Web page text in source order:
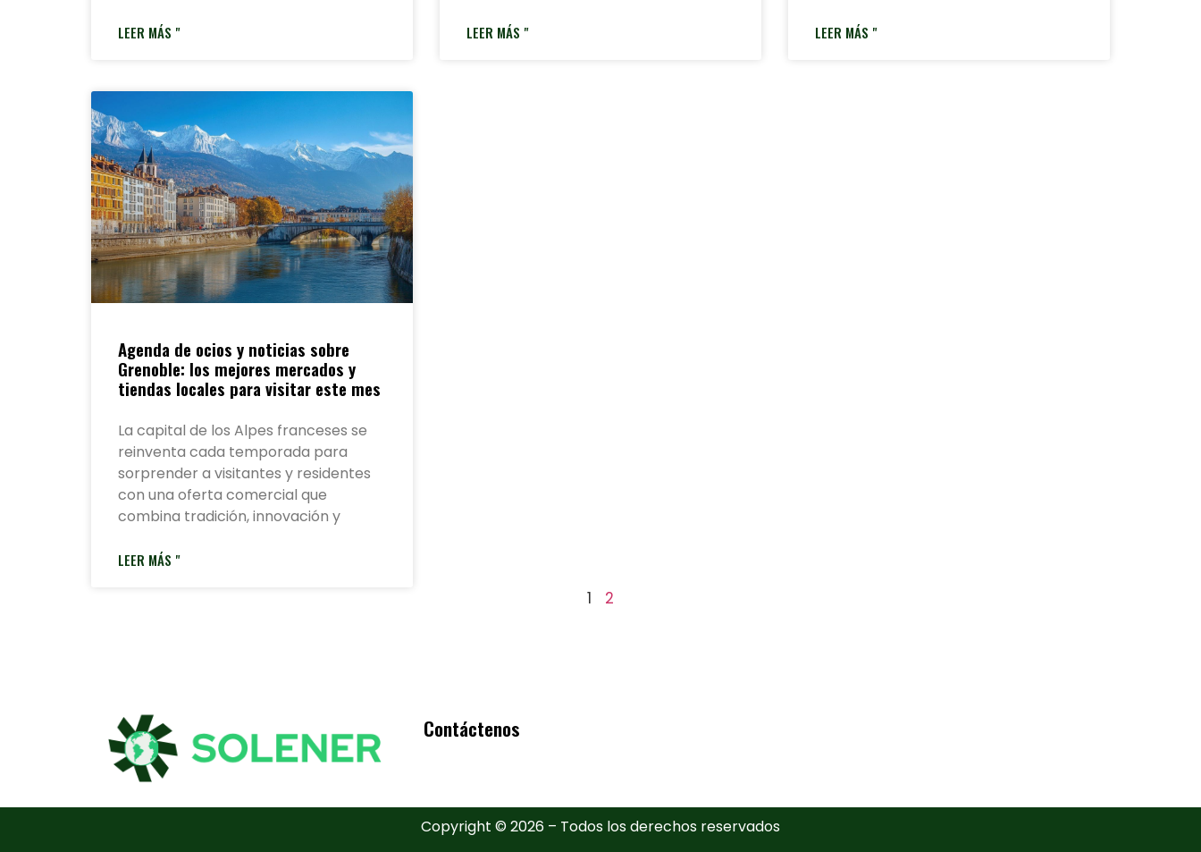
LEER MÁS " LEER MÁS " LEER MÁS "
Agenda de ocios y noticias sobre
Grenoble: los mejores mercados y
tiendas locales para visitar este mes
La capital de los Alpes franceses se
reinventa cada temporada para
sorprender a visitantes y residentes
con una oferta comercial que
combina tradición, innovación y
LEER MÁS "
1 2
Contáctenos
Copyright © 2026 – Todos los derechos reservados